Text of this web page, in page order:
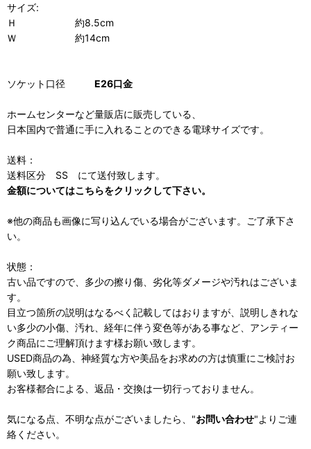
サイズ:
Ｈ 約8.5cm
Ｗ 約14cm
ソケット口径 E26口金
ホームセンターなど量販店に販売している、
日本国内で普通に手に入れることのできる電球サイズです。
送料：
送料区分 SS にて送付致します。
金額についてはこちらをクリックして下さい。
※他の商品も画像に写り込んでいる場合がございます。ご了承下さ
い。
状態：
古い品ですので、多少の擦り傷、劣化等ダメージや汚れはございま
す。
目立つ箇所の説明はなるべく記載してはおりますが、説明しきれな
い多少の小傷、汚れ、経年に伴う変色等がある事など、アンティー
ク商品にご理解頂けます様お願い致します。
USED商品の為、神経質な方や美品をお求めの方は慎重にご検討お
願い致します。
お客様都合による、返品・交換は一切行っておりません。
気になる点、不明な点がございましたら、"お問い合わせ"よりご連
絡ください。